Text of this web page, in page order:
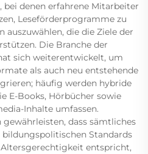
denen erfahrene Mitarbeiter
Leseförderprogramme zu
die die Ziele der
Die Branche der
sich weiterentwickelt, um
als auch neu entstehende
häufig werden hybride
E-Books, Hörbücher sowie
Inhalte umfassen.
dass sämtliches
Standards
entspricht,